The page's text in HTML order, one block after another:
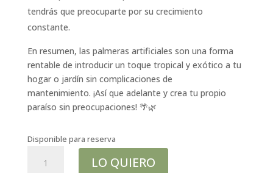
tendrás que preocuparte por su crecimiento
constante.
En resumen, las palmeras artificiales son una forma
rentable de introducir un toque tropical y exótico a tu
hogar o jardín sin complicaciones de
mantenimiento. ¡Así que adelante y crea tu propio
paraíso sin preocupaciones! 🌴🌿
Disponible para reserva
Fénix
LO QUIERO